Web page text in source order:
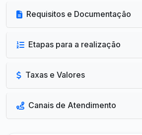
Requisitos e Documentação
Etapas para a realização
Taxas e Valores
Canais de Atendimento